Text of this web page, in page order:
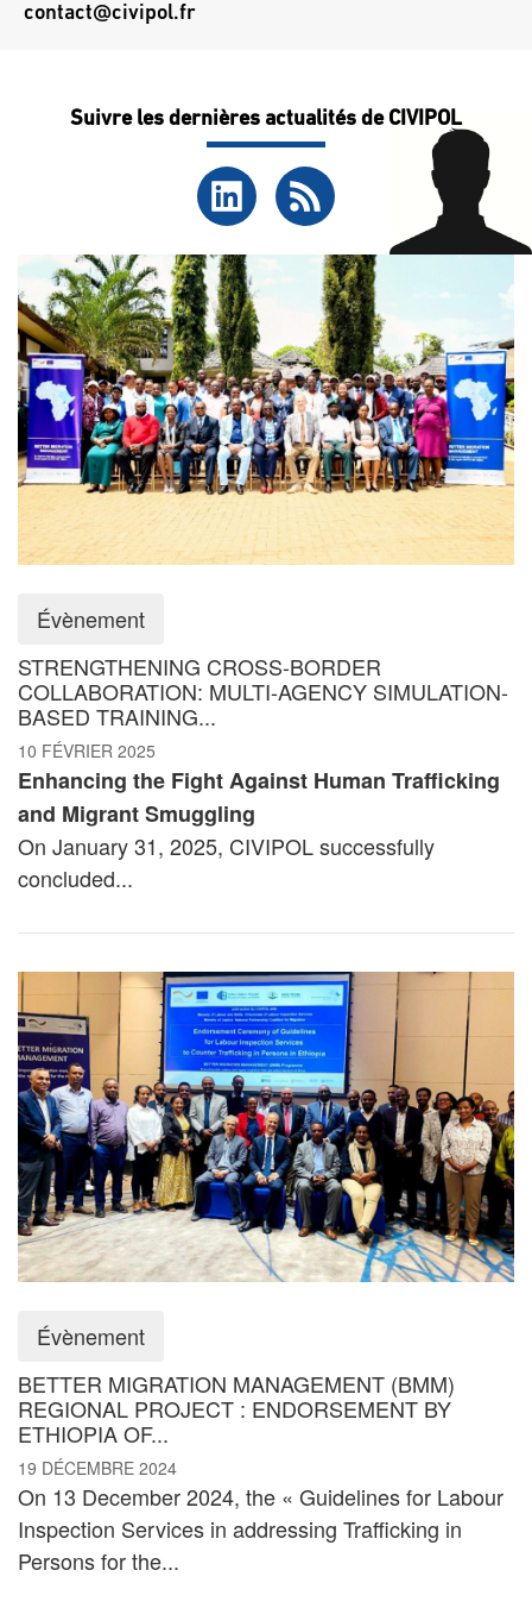
Évènement
STRENGTHENING CROSS-BORDER
COLLABORATION: MULTI-AGENCY SIMULATION-
BASED TRAINING...
10 FÉVRIER 2025
Enhancing the Fight Against Human Trafficking
and Migrant Smuggling
On January 31, 2025, CIVIPOL successfully
concluded...
Évènement
BETTER MIGRATION MANAGEMENT (BMM)
REGIONAL PROJECT : ENDORSEMENT BY
ETHIOPIA OF...
19 DÉCEMBRE 2024
On 13 December 2024, the « Guidelines for Labour
Inspection Services in addressing Trafficking in
Persons for the...
contact@civipol.fr
Suivre les dernières actualités de CIVIPOL